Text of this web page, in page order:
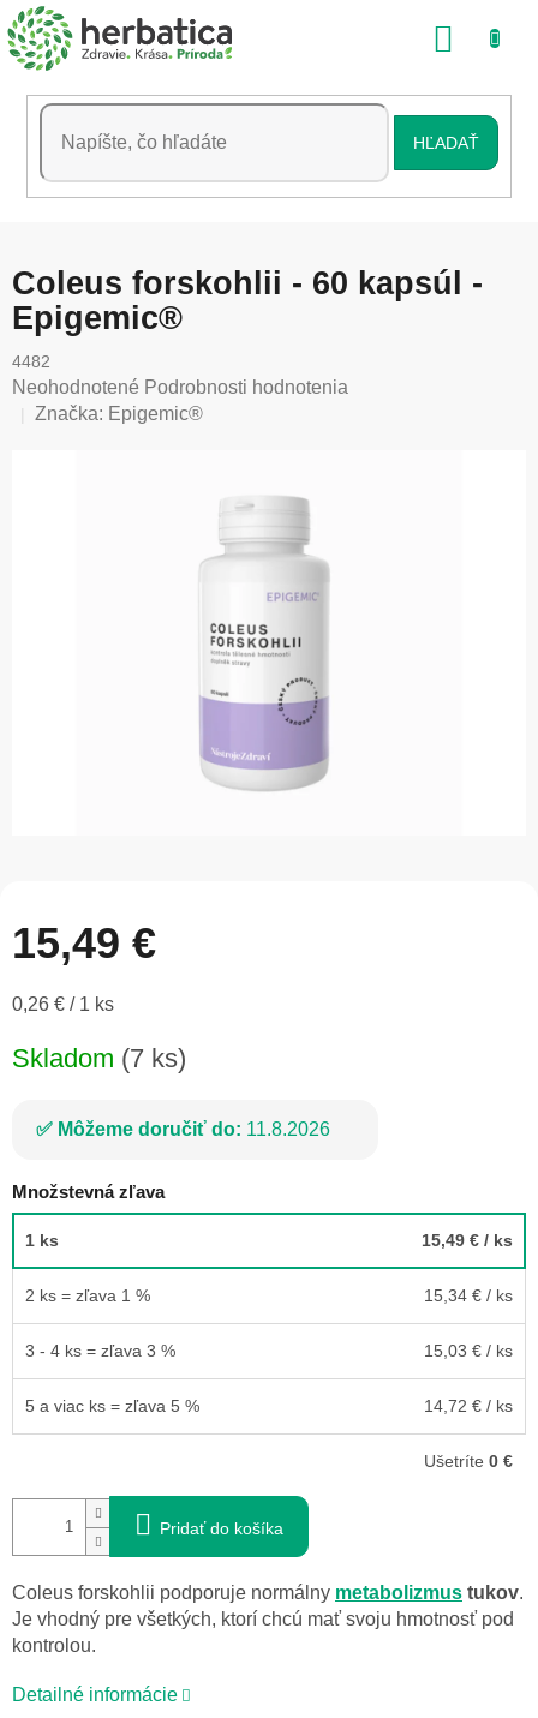
Prejsť
na
obsah
HĽADAŤ
Coleus forskohlii - 60 kapsúl -
Epigemic®
4482
Priemerné
hodnotenie
Neohodnotené Podrobnosti hodnotenia
Značka: Epigemic®
15,49 €
Jednotková
0,26 € / 1 ks
Skladom (7 ks)
Môžeme doručiť do: 11.8.2026
Množstevná zľava
1 ks 15,49 € / ks
2 ks = zľava 1 % 15,34 € / ks
3 - 4 ks = zľava 3 % 15,03 € / ks
5 a viac ks = zľava 5 % 14,72 € / ks
Ušetríte 0 €
Pridať do košíka
Coleus forskohlii podporuje normálny metabolizmus tukov.
Je vhodný pre všetkých, ktorí chcú mať svoju hmotnosť pod
kontrolou.
Detailné informácie